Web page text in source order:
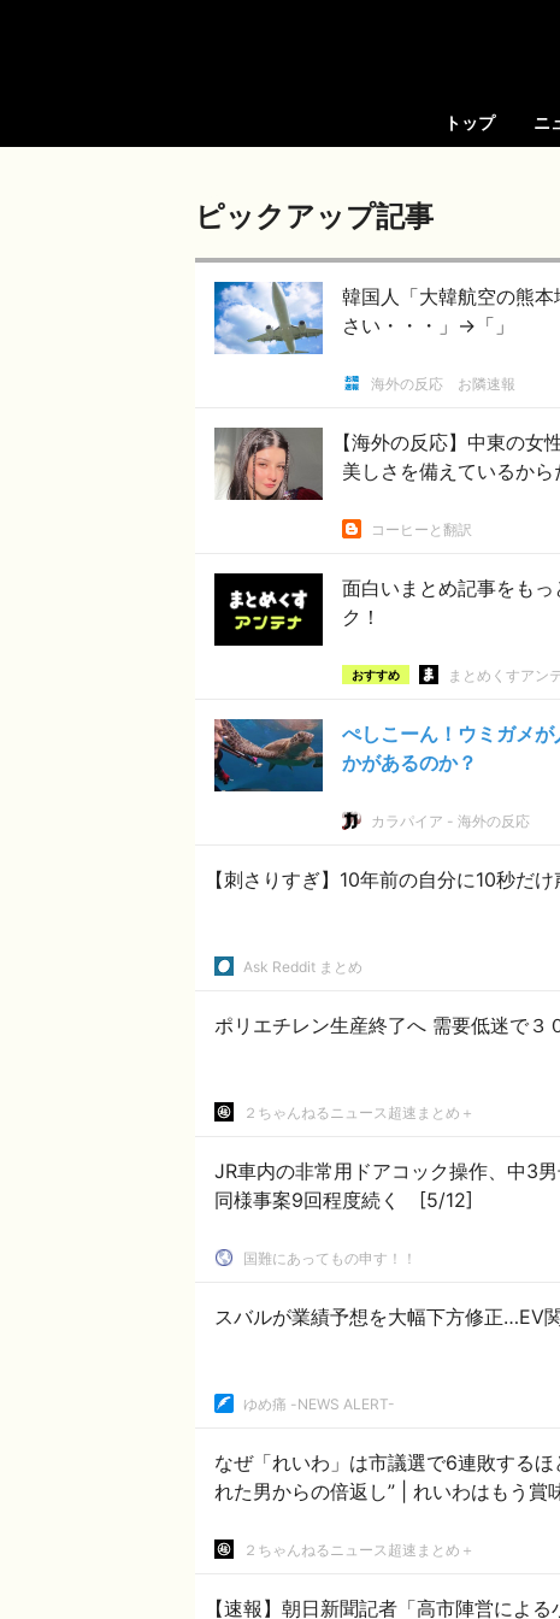
トップ ニ
ピックアップ記事
韓国人「大韓航空の熊
さい・・・」→「」
海外の反応 お隣速報
【海外の反応】中東の
美しさを備えているから
コーヒーと翻訳
面白いまとめ記事をも
ク！
おすすめ まとめくすアン
ぺしこーん！ウミガメ
かがあるのか？
カラパイア - 海外の反応
【刺さりすぎ】10年前の自分に10秒だ
Ask Reddit まとめ
ポリエチレン生産終了へ 需要低迷で
２ちゃんねるニュース超速まとめ＋
JR車内の非常用ドアコック操作、中3
同様事案9回程度続く [5/12]
国難にあってもの申す！！
スバルが業績予想を大幅下方修正…EV
ゆめ痛 -NEWS ALERT-
なぜ「れいわ」は市議選で6連敗する
れた男からの倍返し” | れいわ
２ちゃんねるニュース超速まとめ＋
【速報】朝日新聞記者「高市陣営によ